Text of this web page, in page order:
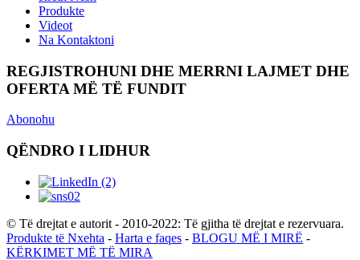
Produkte
Videot
Na Kontaktoni
REGJISTROHUNI DHE MERRNI LAJMET DHE
OFERTA MË TË FUNDIT
Abonohu
QËNDRO I LIDHUR
© Të drejtat e autorit - 2010-2022: Të gjitha të drejtat e rezervuara.
Produkte të Nxehta - Harta e faqes - BLOGU MË I MIRË -
KËRKIMET MË TË MIRA